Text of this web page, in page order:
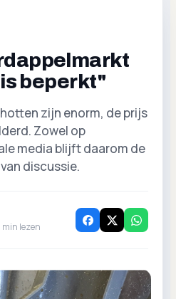
beperkt"
zijn enorm, de prijs
Zowel op
media blijft daarom de
discussie.
min lezen